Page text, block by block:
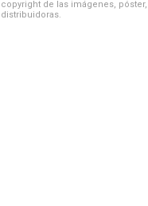
copyright de las imágenes,
distribuidoras.